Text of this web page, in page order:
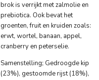
brok is verrijkt met zalmolie en
prebiotica. Ook bevat het
groenten, fruit en kruiden zoals:
erwt, wortel, banaan, appel,
cranberry en peterselie.
Samenstelling; Gedroogde kip
(23%), gestoomde rijst (18%),